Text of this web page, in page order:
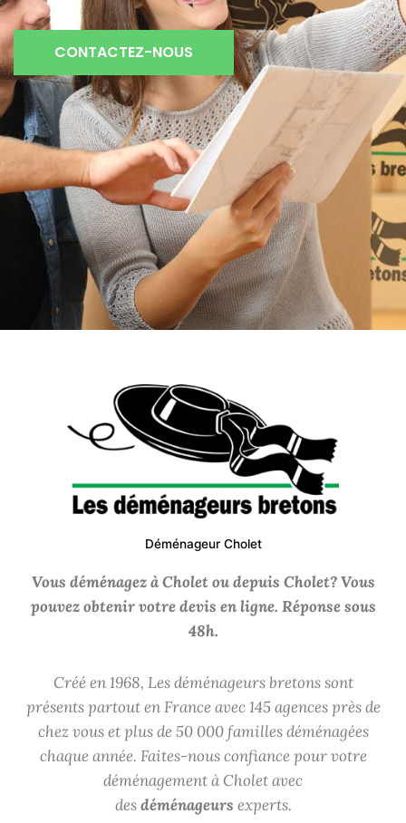
CONTACTEZ-NOUS
Déménageur Cholet
Vous déménagez à Cholet ou depuis Cholet? Vous
pouvez obtenir votre devis en ligne. Réponse sous
48h.
Créé en 1968, Les déménageurs bretons sont
présents partout en France avec 145 agences près de
chez vous et plus de 50 000 familles déménagées
chaque année. Faites-nous confiance pour votre
déménagement à Cholet avec
desdéménageurs experts.